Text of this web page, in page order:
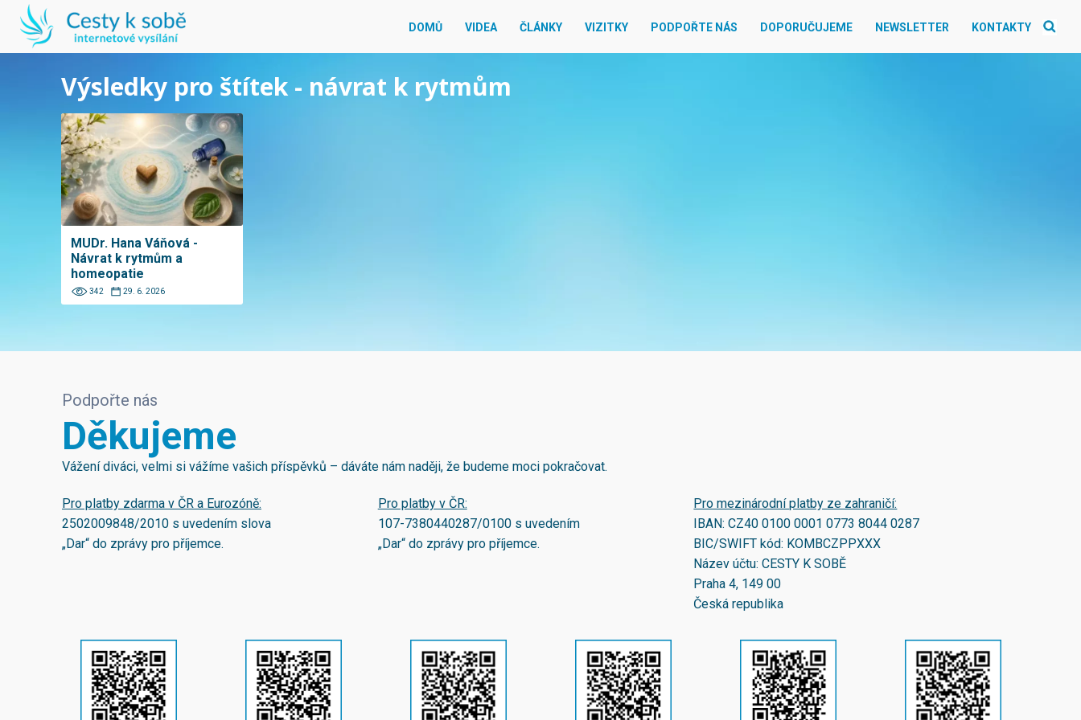
DOMŮ VIDEA ČLÁNKY VIZITKY PODPOŘTE NÁS DOPORUČUJEME NEWSLETTER KONTAKTY
Výsledky pro štítek - návrat k rytmům
MUDr. Hana Váňová -
Návrat k rytmům a
homeopatie
342 29. 6. 2026
Podpořte nás
Děkujeme
Vážení diváci, velmi si vážíme vašich příspěvků – dáváte nám naději, že budeme moci pokračovat.
Pro platby zdarma v ČR a Eurozóně:
2502009848/2010 s uvedením slova
„Dar“ do zprávy pro příjemce.
Pro platby v ČR:
107-7380440287/0100s uvedením
„Dar“ do zprávy pro příjemce.
Pro mezinárodní platby ze zahraničí:
IBAN:CZ40 0100 0001 0773 8044 0287
BIC/SWIFT kód: KOMBCZPPXXX
Název účtu: CESTY K SOBĚ
Praha 4, 149 00
Česká republika